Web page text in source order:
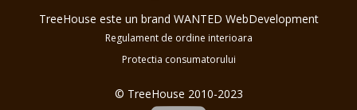
TreeHouse este un brand WANTED WebDevelopment
Regulament de ordine interioara
Protectia consumatorului
© TreeHouse 2010-2023